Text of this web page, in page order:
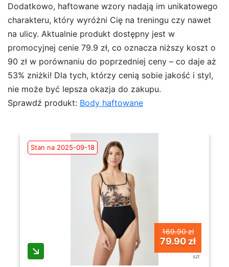
Dodatkowo, haftowane wzory nadają im unikatowego
charakteru, który wyróżni Cię na treningu czy nawet
na ulicy. Aktualnie produkt dostępny jest w
promocyjnej cenie 79.9 zł, co oznacza niższy koszt o
90 zł w porównaniu do poprzedniej ceny – co daje aż
53% zniżki! Dla tych, którzy cenią sobie jakość i styl,
nie może być lepsza okazja do zakupu.
Sprawdź produkt: Body haftowane
Stan na 2025-09-18
169.90 zł
79.90 zł
szt